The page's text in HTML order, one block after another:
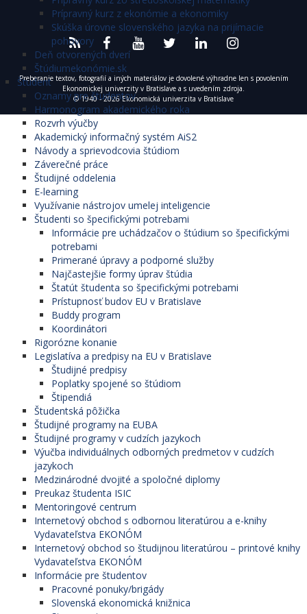
Prípravný kurz z ekonómie a ekonomiky
Skúška úrovne slovenského jazyka na prijímacie
pohovory
Deň otvorených dverí
Štúdiumekonómie.sk
Študent
Oznamy pre študentov
Harmonogram akademického roka
Rozvrh výučby
Akademický informačný systém AiS2
Návody a sprievodcovia štúdiom
Záverečné práce
Študijné oddelenia
E-learning
Využívanie nástrojov umelej inteligencie
Študenti so špecifickými potrebami
Informácie pre uchádzačov o štúdium so špecifickými
potrebami
Primerané úpravy a podporné služby
Najčastejšie formy úprav štúdia
Štatút študenta so špecifickými potrebami
Prístupnosť budov EU v Bratislave
Buddy program
Koordinátori
Rigorózne konanie
Legislatíva a predpisy na EU v Bratislave
Študijné predpisy
Poplatky spojené so štúdiom
Štipendiá
Študentská pôžička
Študijné programy na EUBA
Študijné programy v cudzích jazykoch
Výučba individuálnych odborných predmetov v cudzích
jazykoch
Medzinárodné dvojité a spoločné diplomy
Preukaz študenta ISIC
Mentoringové centrum
Internetový obchod s odbornou literatúrou a e-knihy
Vydavateľstva EKONÓM
Internetový obchod so študijnou literatúrou – printové knihy
Vydavateľstva EKONÓM
Informácie pre študentov
Pracovné ponuky/brigády
Slovenská ekonomická knižnica
Preberanie textov, fotografií a iných materiálov je dovolené výhradne len s povolením
Ekonomickej univerzity v Bratislave a s uvedením zdroja.
© 1940 - 2026 Ekonomická univerzita v Bratislave